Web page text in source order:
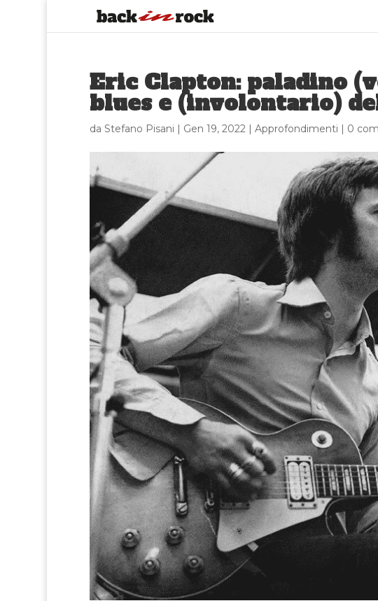
Eric Clapton: paladino
blues e (involontario)
da Stefano Pisani | Gen 19, 2022| Approfondimenti | 0